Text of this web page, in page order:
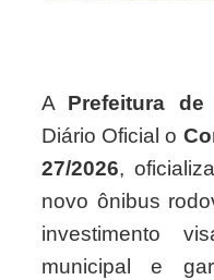
A Prefeitura de
Diário Oficial o
27/2026,
novo ônibus
investimento
municipal e